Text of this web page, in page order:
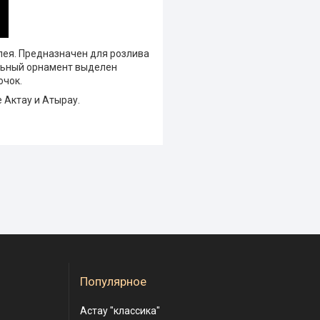
Предназначен для розлива
орнамент выделен
Актау и Атырау.
Популярное
Астау "классика"